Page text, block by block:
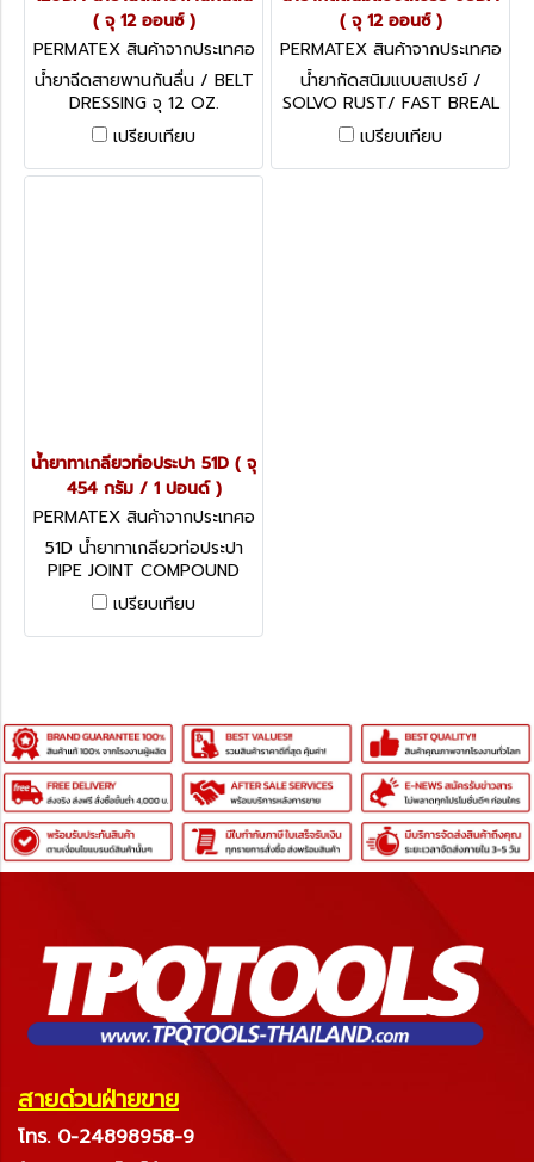
( จุ 12 ออนซ์ )
PERMATEX สินค้าจากประเทศอ
เมริกา 120DA
น้ำยาฉีดสายพานกันลื่น / BELT
DRESSING จุ 12 OZ.
เปรียบเทียบ
( จุ 12 ออนซ์ )
PERMATEX สินค้าจากประเทศอ
เมริกา 68DA
น้ำยากัดสนิมแบบสเปรย์ /
SOLVO RUST/ FAST BREAL
SUPER PENETRATING OIL จุ
12 OZ . ( จำนวน 50 กป. ขึ้นไป
กรุณาสอบถามราคาพิเศษฝ่าย
เปรียบเทียบ
น้ำยาทาเกลียวท่อประปา 51D ( จุ
454 กรัม / 1 ปอนด์ )
PERMATEX สินค้าจากประเทศอ
เมริกา 51D
51D น้ำยาทาเกลียวท่อประปา
PIPE JOINT COMPOUND
#51D จุ 454 กรัม / 1 ปอนด์ (
มีจำนวน 50 กป ขึ้นไป กรุณา
สอบถามราคาพิเศษฝ่ายขาย )
เปรียบเทียบ
สายด่วนฝ่ายขาย
โทร. 0-24898958-9